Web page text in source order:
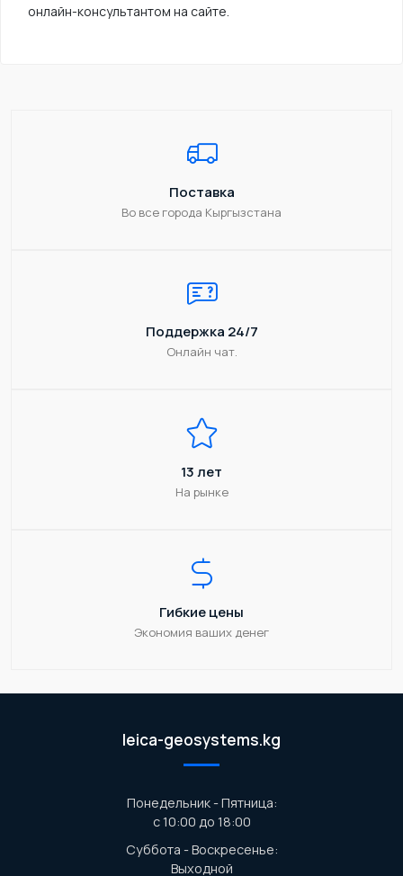
онлайн-консультантом на сайте.
Поставка
Во все города Кыргызстана
Поддержка 24/7
Онлайн чат.
13 лет
На рынке
Гибкие цены
Экономия ваших денег
leica-geosystems.kg
Понедельник - Пятница:
с 10:00 до 18:00
Суббота - Воскресенье:
Выходной